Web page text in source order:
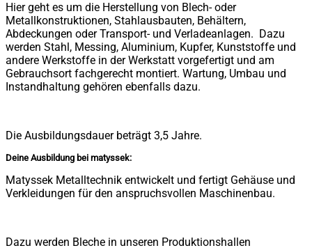
Hier geht es um die Herstellung von Blech- oder
Metallkonstruktionen, Stahlausbauten, Behältern,
Abdeckungen oder Transport- und Verladeanlagen. Dazu
werden Stahl, Messing, Aluminium, Kupfer, Kunststoffe und
andere Werkstoffe in der Werkstatt vorgefertigt und am
Gebrauchsort fachgerecht montiert. Wartung, Umbau und
Instandhaltung gehören ebenfalls dazu.
Die Ausbildungsdauer beträgt 3,5 Jahre.
Deine Ausbildung bei matyssek:
Matyssek Metalltechnik entwickelt und fertigt Gehäuse und
Verkleidungen für den anspruchsvollen Maschinenbau.
Dazu werden Bleche in unseren Produktionshallen